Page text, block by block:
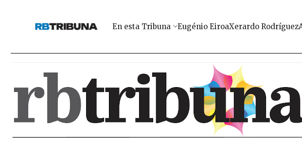
En esta Tribuna Eugénio EiroaXerardo Rodríguez